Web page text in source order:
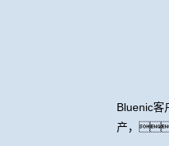
Bluenic
产，